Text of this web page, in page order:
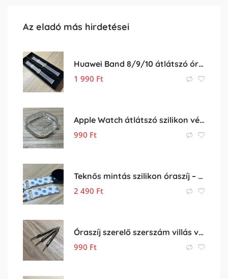
Az eladó más hirdetései
Huawei Band 8/9/10 átlátszó óraszíj
1 990 Ft
Apple Watch átlátszó szilikon védőtok
990 Ft
Teknős mintás szilikon óraszíj – 20mm órához
2 490 Ft
Óraszíj szerelő szerszám villás véggel
990 Ft